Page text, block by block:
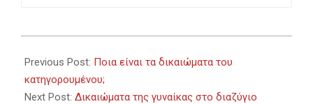
09-
03
Previous Post: Ποια είναι τα δικαιώματα του
κατηγορουμένου;
Next Post: Δικαιώματα της γυναίκας στο διαζύγιο